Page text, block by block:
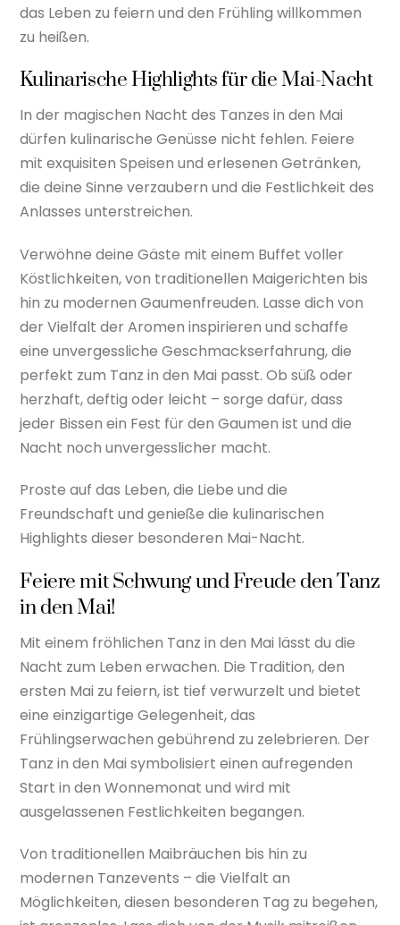
das Leben zu feiern und den Frühling willkommen
zu heißen.
Kulinarische Highlights für die Mai-Nacht
In der magischen Nacht des Tanzes in den Mai
dürfen kulinarische Genüsse nicht fehlen. Feiere
mit exquisiten Speisen und erlesenen Getränken,
die deine Sinne verzaubern und die Festlichkeit des
Anlasses unterstreichen.
Verwöhne deine Gäste mit einem Buffet voller
Köstlichkeiten, von traditionellen Maigerichten bis
hin zu modernen Gaumenfreuden. Lasse dich von
der Vielfalt der Aromen inspirieren und schaffe
eine unvergessliche Geschmackserfahrung, die
perfekt zum Tanz in den Mai passt. Ob süß oder
herzhaft, deftig oder leicht – sorge dafür, dass
jeder Bissen ein Fest für den Gaumen ist und die
Nacht noch unvergesslicher macht.
Proste auf das Leben, die Liebe und die
Freundschaft und genieße die kulinarischen
Highlights dieser besonderen Mai-Nacht.
Feiere mit Schwung und Freude den Tanz
in den Mai!
Mit einem fröhlichen Tanz in den Mai lässt du die
Nacht zum Leben erwachen. Die Tradition, den
ersten Mai zu feiern, ist tief verwurzelt und bietet
eine einzigartige Gelegenheit, das
Frühlingserwachen gebührend zu zelebrieren. Der
Tanz in den Mai symbolisiert einen aufregenden
Start in den Wonnemonat und wird mit
ausgelassenen Festlichkeiten begangen.
Von traditionellen Maibräuchen bis hin zu
modernen Tanzevents – die Vielfalt an
Möglichkeiten, diesen besonderen Tag zu begehen,